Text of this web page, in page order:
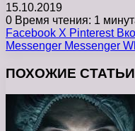
15.10.2019
0 Время чтения: 1
Facebook X Pinterest
Messenger Messenger
ПОХОЖИЕ СТАТЬИ